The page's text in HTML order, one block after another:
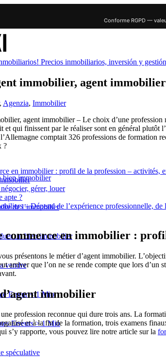
Conforme RGPD —
bien immobilier
de l’immobilier
un bien immobilier
vendre
Erreur < 1 Mio
Erreurs > 1 Mio
spéculative
immobilier, agent immobilier
, Agenzia, Immobilier
agent immobilier – Le choix d’une
et qui finissent par le réaliser sont en général plutôt
comptait 326 professions de formation
?
en immobilier : profil de la profession – activités,
gérer, louer
apte ?
– Dépend de l’expérience professionnelle,
commerce en immobilier :
présentons le métier d’agent immobilier.
arriver que l’on ne se rende compte que lors
immobilier
profession reconnue qui dure trois ans. La
et à la fin de la formation, trois examens
s’y rapporte, vous pouvez lire notre article sur la